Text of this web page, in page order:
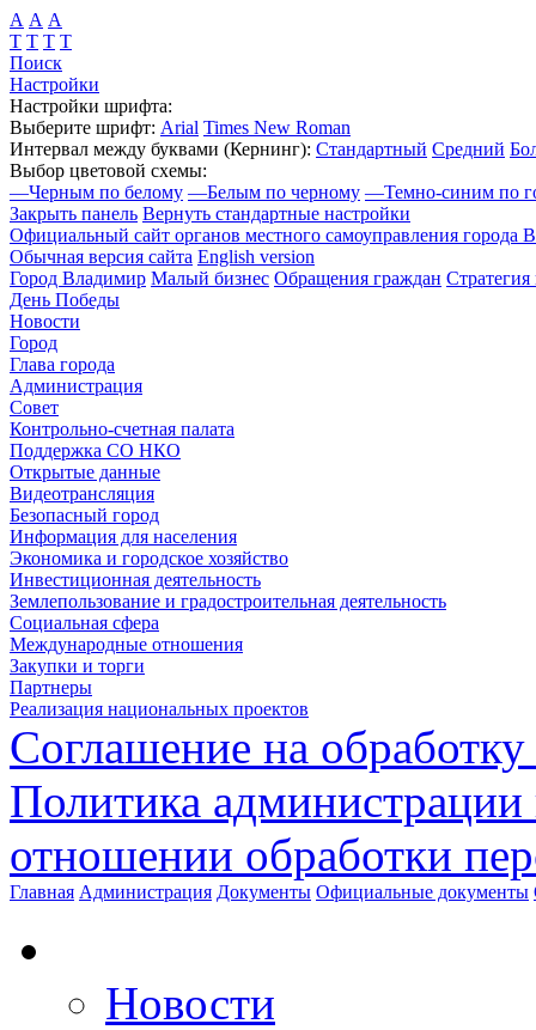
А А А
Т Т Т Т
Поиск
Настройки
Настройки шрифта:
Выберите шрифт: Arial Times New Roman
Интервал между буквами (Кернинг): Стандартный Средний
Выбор цветовой схемы:
—Черным по белому —Белым по черному —Темно-синим по
Закрыть панель Вернуть стандартные настройки
Официальный сайт органов местного самоуправления города
Обычная версия сайта English version
Город Владимир Малый бизнес Обращения граждан Стратегия
День Победы
Новости
Город
Глава города
Администрация
Совет
Контрольно-счетная палата
Поддержка СО НКО
Открытые данные
Видеотрансляция
Безопасный город
Информация для населения
Экономика и городское хозяйство
Инвестиционная деятельность
Землепользование и градостроительная деятельность
Социальная сфера
Международные отношения
Закупки и торги
Партнеры
Реализация национальных проектов
Соглашение на
Политика
отношении обработки
Главная Администрация Документы Официальные документы
Новости